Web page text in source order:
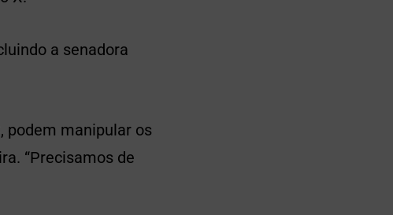
a senadora
podem manipular os
“Precisamos de